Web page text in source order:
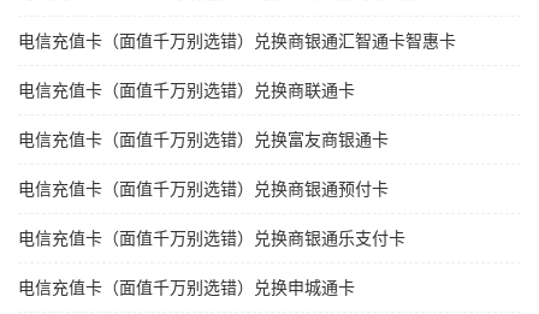
电信充值卡（面值千万别选错）兑换商银通汇智通卡智惠卡
电信充值卡（面值千万别选错）兑换商联通卡
电信充值卡（面值千万别选错）兑换富友商银通卡
电信充值卡（面值千万别选错）兑换商银通预付卡
电信充值卡（面值千万别选错）兑换商银通乐支付卡
电信充值卡（面值千万别选错）兑换申城通卡